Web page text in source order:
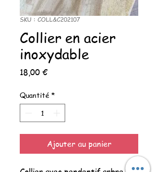
SKU : COLL&C202107
Collier en acier
inoxydable
18,00 €Prix
Quantité *
Ajouter au panier